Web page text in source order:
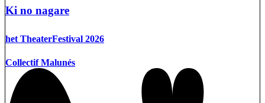
Ki no nagare
het TheaterFestival 2026
Collectif Malunés